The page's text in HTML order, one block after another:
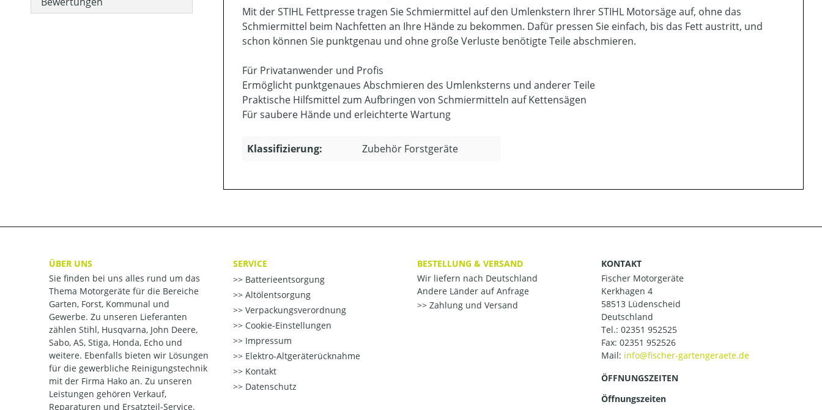
Mit der STIHL Fettpresse tragen Sie Schmiermittel auf den Umlenkstern Ihrer STIHL Motorsäge auf, ohne das
Schmiermittel beim Nachfetten an Ihre Hände zu bekommen. Dafür pressen Sie einfach, bis das Fett austritt, und
schon können Sie punktgenau und ohne große Verluste benötigte Teile abschmieren.
Für Privatanwender und Profis
Ermöglicht punktgenaues Abschmieren des Umlenksterns und anderer Teile
Praktische Hilfsmittel zum Aufbringen von Schmiermitteln auf Kettensägen
Für saubere Hände und erleichterte Wartung
Klassifizierung: Zubehör Forstgeräte
ÜBER UNS
Sie finden bei uns alles rund um das
Thema Motorgeräte für die Bereiche
Garten, Forst, Kommunal und
Gewerbe. Zu unseren Lieferanten
zählen Stihl, Husqvarna, John Deere,
Sabo, AS, Stiga, Honda, Echo und
weitere. Ebenfalls bieten wir Lösungen
für die gewerbliche Reinigungstechnik
mit der Firma Hako an. Zu unseren
Leistungen gehören Verkauf,
Reparaturen und Ersatzteil-Service.
SERVICE
Batterieentsorgung
Altölentsorgung
Verpackungsverordnung
Cookie-Einstellungen
Impressum
Elektro-Altgeräterücknahme
Kontakt
Datenschutz
BESTELLUNG & VERSAND
Wir liefern nach Deutschland
Andere Länder auf Anfrage
Zahlung und Versand
KONTAKT
Fischer Motorgeräte
Kerkhagen 4
58513 Lüdenscheid
Deutschland
Tel.: 02351 952525
Fax: 02351 952526
Mail:
ÖFFNUNGSZEITEN
Öffnungszeiten